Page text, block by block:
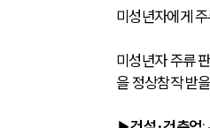
미성년자에게
미성년자 주류
을 정상참작 받